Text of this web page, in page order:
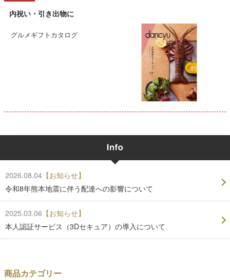
内祝い・引き出物に
グルメギフトカタログ
2026.08.04 【お知らせ】
令和8年熊本地震に伴う配達への影響について
2025.03.06 【お知らせ】
本人認証サービス（3Dセキュア）の導入について
商品カテゴリー